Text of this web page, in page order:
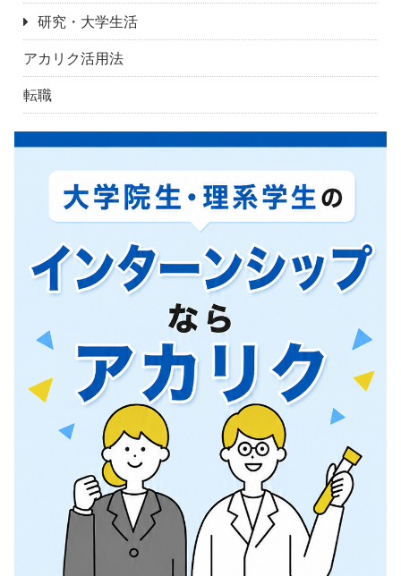
研究・大学生活
アカリク活用法
転職